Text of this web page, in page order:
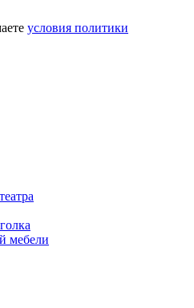
условия политики
мебели